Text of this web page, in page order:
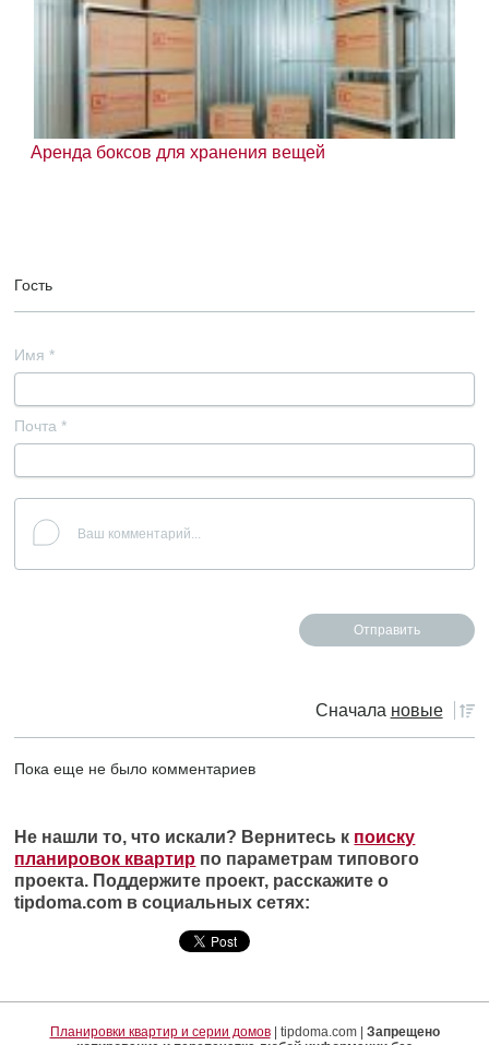
Аренда боксов для хранения вещей
Гость
Имя *
Почта *
Сначала новые
Пока еще не было комментариев
Не нашли то, что искали? Вернитесь к поиску
планировок квартир по параметрам типового
проекта. Поддержите проект, расскажите о
tipdoma.com в социальных сетях:
Планировки квартир и серии домов| tipdoma.com | Запрещено